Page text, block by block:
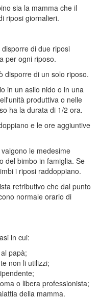
sia la mamma che il
riposi giornalieri.
di due riposi
per ogni riposo.
disporre di un solo riposo.
in un asilo nido o in una
produttiva o nelle
ha la durata di 1/2 ora.
e le ore aggiuntive
le medesime
del bimbo in famiglia. Se
i riposi raddoppiano.
retributivo che dal punto
normale orario di
in cui:
papà;
non li utilizzi;
o libera professionista;
della mamma.